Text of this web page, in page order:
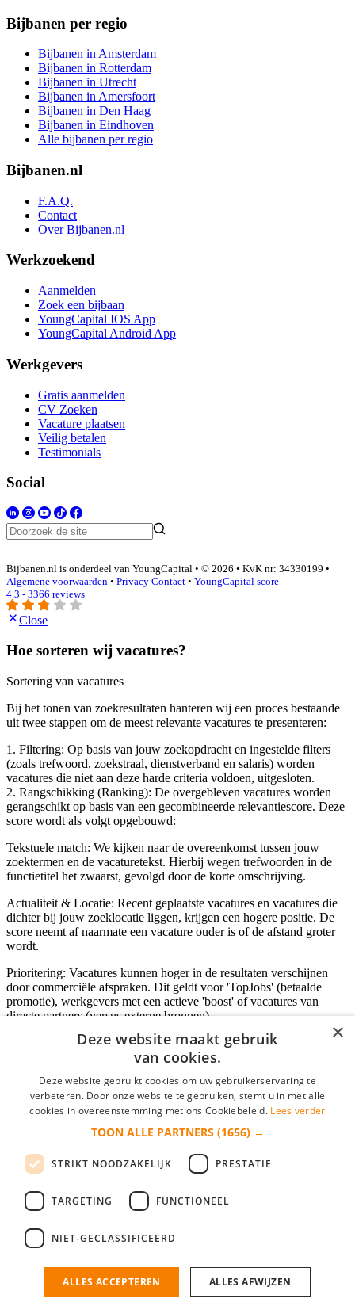
Bijbanen per regio
Bijbanen in Amsterdam
Bijbanen in Rotterdam
Bijbanen in Utrecht
Bijbanen in Amersfoort
Bijbanen in Den Haag
Bijbanen in Eindhoven
Alle bijbanen per regio
Bijbanen.nl
F.A.Q.
Contact
Over Bijbanen.nl
Werkzoekend
Aanmelden
Zoek een bijbaan
YoungCapital IOS App
YoungCapital Android App
Werkgevers
Gratis aanmelden
CV Zoeken
Vacature plaatsen
Veilig betalen
Testimonials
Social
Bijbanen.nl is onderdeel van YoungCapital • © 2026 • KvK nr: 34330199 •
Algemene voorwaarden • Privacy Contact • YoungCapital score
4.3 - 3366 reviews
Close
Hoe sorteren wij vacatures?
Sortering van vacatures
Bij het tonen van zoekresultaten hanteren wij een proces bestaande
uit twee stappen om de meest relevante vacatures te presenteren:
1. Filtering: Op basis van jouw zoekopdracht en ingestelde filters
(zoals trefwoord, zoekstraal, dienstverband en salaris) worden
vacatures die niet aan deze harde criteria voldoen, uitgesloten.
2. Rangschikking (Ranking): De overgebleven vacatures worden
gerangschikt op basis van een gecombineerde relevantiescore. Deze
score wordt als volgt opgebouwd:
Tekstuele match: We kijken naar de overeenkomst tussen jouw
zoektermen en de vacaturetekst. Hierbij wegen trefwoorden in de
functietitel het zwaarst, gevolgd door de korte omschrijving.
Actualiteit & Locatie: Recent geplaatste vacatures en vacatures die
dichter bij jouw zoeklocatie liggen, krijgen een hogere positie. De
score neemt af naarmate een vacature ouder is of de afstand groter
wordt.
Prioritering: Vacatures kunnen hoger in de resultaten verschijnen
door commerciële afspraken. Dit geldt voor 'TopJobs' (betaalde
promotie), werkgevers met een actieve 'boost' of vacatures van
directe partners (versus externe bronnen).
Inloggen als bedrijf
*
login gegevens onthouden
login
Bedrijf aanmelden
nieuwe collega/werknemer zo gevonden!
×
Deze website maakt gebruik
van cookies.
Deze website gebruikt cookies om uw gebruikerservaring te
verbeteren. Door onze website te gebruiken, stemt u in met alle
cookies in overeenstemming met ons Cookiebeleid. Lees verder
TOON ALLE PARTNERS (1656) →
STRIKT NOODZAKELIJK PRESTATIE
TARGETING FUNCTIONEEL
NIET-GECLASSIFICEERD
ALLES ACCEPTEREN ALLES AFWIJZEN